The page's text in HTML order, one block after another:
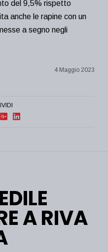
del 9,5% rispetto
anche le rapine con un
a segno negli
4 Maggio 2023
A RIVA